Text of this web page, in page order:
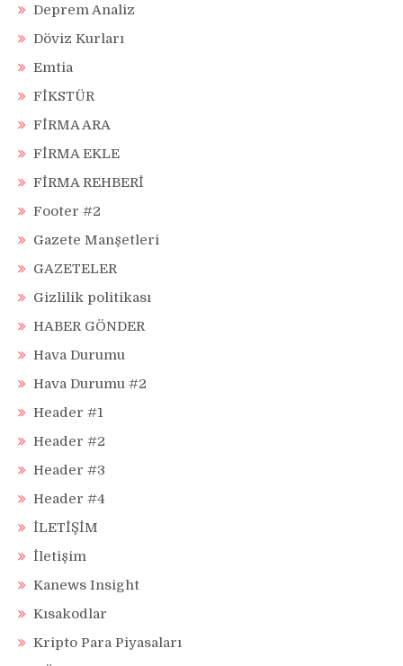
Deprem Analiz
Döviz Kurları
Emtia
FİKSTÜR
FİRMA ARA
FİRMA EKLE
FİRMA REHBERİ
Footer #2
Gazete Manşetleri
GAZETELER
Gizlilik politikası
HABER GÖNDER
Hava Durumu
Hava Durumu #2
Header #1
Header #2
Header #3
Header #4
İLETİŞİM
İletişim
Kanews Insight
Kısakodlar
Kripto Para Piyasaları